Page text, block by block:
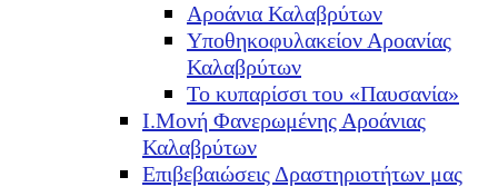
Αροάνια Καλαβρύτων
Υποθηκοφυλακείον Αροανίας
Καλαβρύτων
Το κυπαρίσσι του «Παυσανία»
Ι.Μονή Φανερωμένης Αροάνιας
Καλαβρύτων
Επιβεβαιώσεις Δραστηριοτήτων μας